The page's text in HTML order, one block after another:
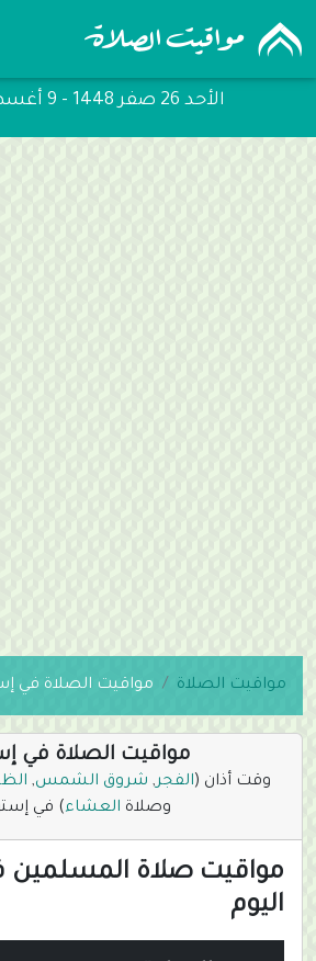
الأحد 26 صفر 1448 - 9 أغسطس 2026
مواقيت الصلاة مواقيت الصلاة في
مواقيت الصلاة في
وقت أذان (الفجر, شروق الشمس,
وصلاة العشاء) في
مواقيت صلاة المسلمين
اليوم